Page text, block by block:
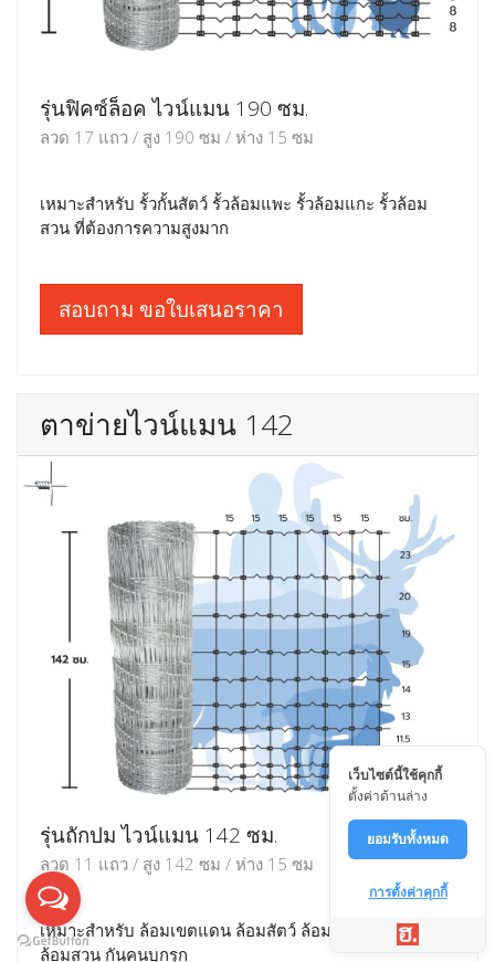
รุ่นฟิคซ์ล็อค ไวน์แมน 190 ซม.
ลวด 17 แถว / สูง 190 ซม / ห่าง 15 ซม
เหมาะสำหรับ รั้วกั้นสัตว์ รั้วล้อมแพะ รั้วล้อมแกะ รั้วล้อม
สวน ที่ต้องการความสูงมาก
สอบถาม ขอใบเสนอราคา
ตาข่ายไวน์แมน 142
รุ่นถักปม ไวน์แมน 142 ซม.
ลวด 11 แถว / สูง 142 ซม / ห่าง 15 ซม
เหมาะสำหรับ ล้อมเขตแดน ล้อมสัตว์ ล้อมพื้นที่ ล้อมบ้าน
ล้อมสวน กันคนบุกรุก
เว็บไซต์นี้ใช้คุกกี้
ตั้งค่าด้านล่าง
ยอมรับทั้งหมด
การตั้งค่าคุกกี้